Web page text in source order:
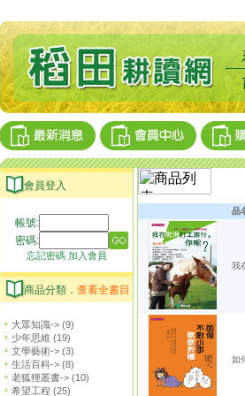
會員登入
帳號:
密碼:
忘記密碼 加入會員
商品分類． 查看全書目
大眾知識-> (9)
少年思維 (19)
文學藝術-> (3)
生活百科-> (8)
老狐狸叢書-> (10)
希望工程 (25)
品
我
如